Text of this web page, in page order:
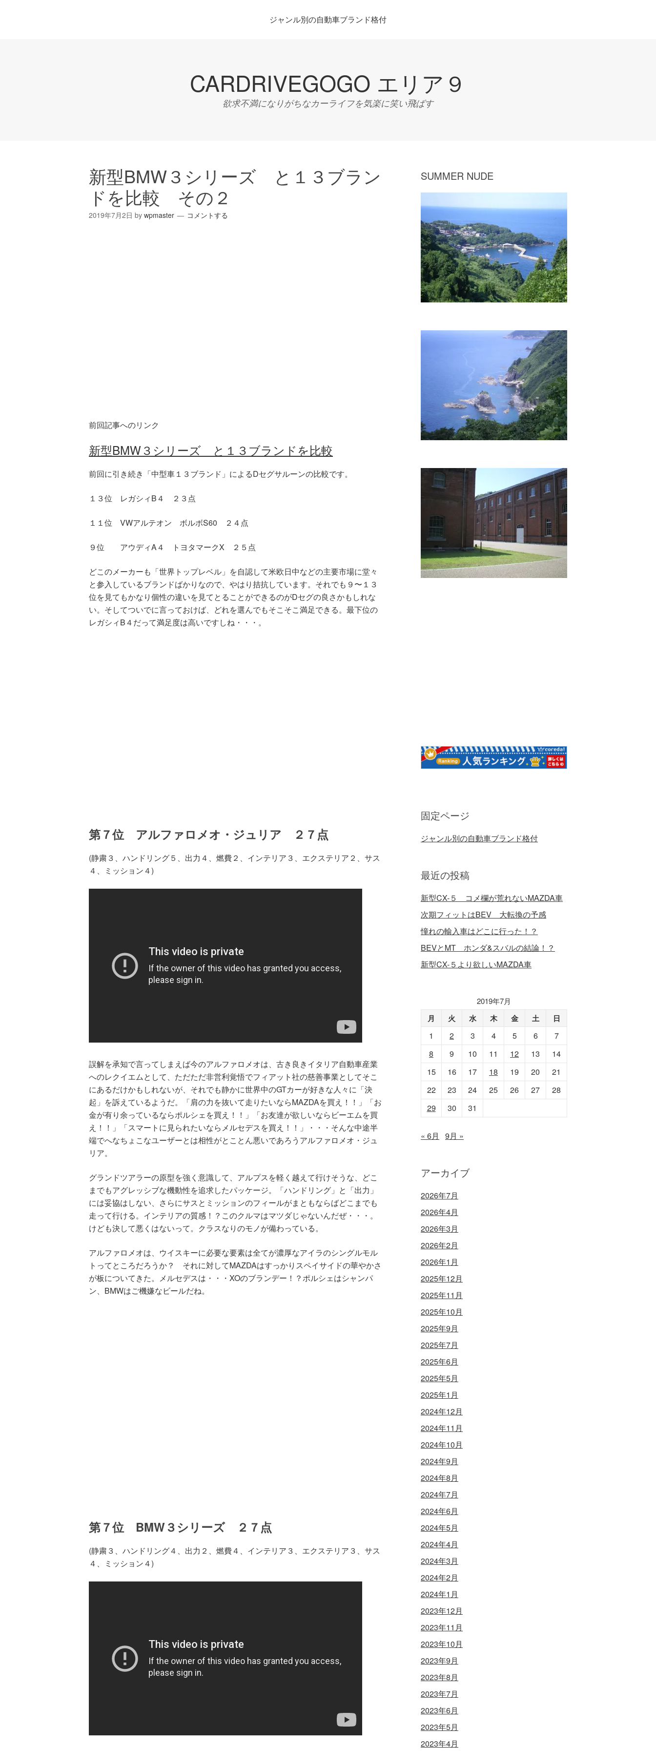
ジャンル別の自動車ブランド格付
CARDRIVEGOGO エリア９
欲求不満になりがちなカーライフを気楽に笑い飛ばす
新型BMW３シリーズ と１３ブラン
ドを比較 その２
2019年7月2日 by wpmaster コメントする
前回記事へのリンク
新型BMW３シリーズ と１３ブランドを比較
前回に引き続き「中型車１３ブランド」によるDセグサルーンの比較です。
１３位 レガシィB４ ２３点
１１位 VWアルテオン ボルボS60 ２４点
９位 アウディA４ トヨタマークX ２５点
どこのメーカーも「世界トップレベル」を自認して米欧日中などの主要市場に堂々
と参入しているブランドばかりなので、やはり拮抗しています。それでも９〜１３
位を見てもかなり個性の違いを見てとることができるのがDセグの良さかもしれな
い。そしてついでに言っておけば、どれを選んでもそこそこ満足できる。最下位の
レガシィB４だって満足度は高いですしね・・・。
第７位 アルファロメオ・ジュリア ２７点
(静粛３、ハンドリング５、出力４、燃費２、インテリア３、エクステリア２、サス
４、ミッション４)
誤解を承知で言ってしまえば今のアルファロメオは、古き良きイタリア自動車産業
へのレクイエムとして、ただただ非営利覚悟でフィアット社の慈善事業としてそこ
にあるだけかもしれないが、それでも静かに世界中のGTカーが好きな人々に「決
起」を訴えているようだ。「肩の力を抜いて走りたいならMAZDAを買え！！」「お
金が有り余っているならポルシェを買え！！」「お友達が欲しいならビーエムを買
え！！」「スマートに見られたいならメルセデスを買え！！」・・・そんな中途半
端でへなちょこなユーザーとは相性がとことん悪いであろうアルファロメオ・ジュ
リア。
グランドツアラーの原型を強く意識して、アルプスを軽く越えて行けそうな、どこ
までもアグレッシブな機動性を追求したパッケージ。「ハンドリング」と「出力」
には妥協はしない、さらにサスとミッションのフィールがまともならばどこまでも
走って行ける。インテリアの質感！？このクルマはマツダじゃないんだぜ・・・。
けども決して悪くはないって。クラスなりのモノが備わっている。
アルファロメオは、ウイスキーに必要な要素は全てが濃厚なアイラのシングルモル
トってところだろうか？ それに対してMAZDAはすっかりスペイサイドの華やかさ
が板についてきた。メルセデスは・・・XOのブランデー！？ポルシェはシャンパ
ン、BMWはご機嫌なビールだね。
第７位 BMW３シリーズ ２７点
(静粛３、ハンドリング４、出力２、燃費４、インテリア３、エクステリア３、サス
４、ミッション４)
SUMMER NUDE
固定ページ
ジャンル別の自動車ブランド格付
最近の投稿
新型CX-５ コメ欄が荒れないMAZDA車
次期フィットはBEV 大転換の予感
憧れの輸入車はどこに行った！？
BEVとMT ホンダ&スバルの結論！？
新型CX-５より欲しいMAZDA車
2019年7月
月 火 水 木 金 土 日
1 2 3 4 5 6
7
8
9 10 11 12 13
14
15
16 17 18 19 20
21
22
23 24 25 26 27
28
29
30 31
« 6月 9月 »
アーカイブ
2026年7月
2026年4月
2026年3月
2026年2月
2026年1月
2025年12月
2025年11月
2025年10月
2025年9月
2025年7月
2025年6月
2025年5月
2025年1月
2024年12月
2024年11月
2024年10月
2024年9月
2024年8月
2024年7月
2024年6月
2024年5月
2024年4月
2024年3月
2024年2月
2024年1月
2023年12月
2023年11月
2023年10月
2023年9月
2023年8月
2023年7月
2023年6月
2023年5月
2023年4月